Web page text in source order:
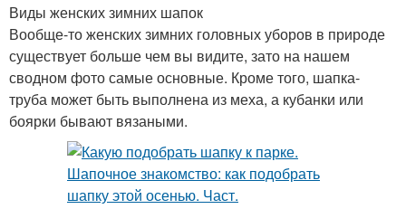
Виды женских зимних шапок
Вообще-то женских зимних головных уборов в природе
существует больше чем вы видите, зато на нашем
сводном фото самые основные. Кроме того, шапка-
труба может быть выполнена из меха, а кубанки или
боярки бывают вязаными.